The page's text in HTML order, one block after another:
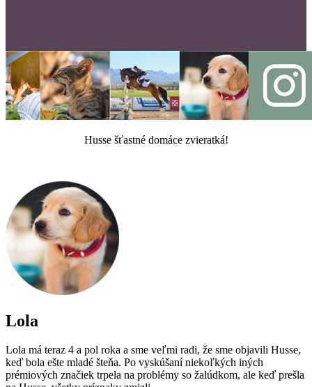
Husse šťastné domáce zvieratká!
Lola
Lola má teraz 4 a pol roka a sme veľmi radi, že sme objavili Husse,
keď bola ešte mladé šteňa. Po vyskúšaní niekoľkých iných
prémiových značiek trpela na problémy so žalúdkom, ale keď prešla